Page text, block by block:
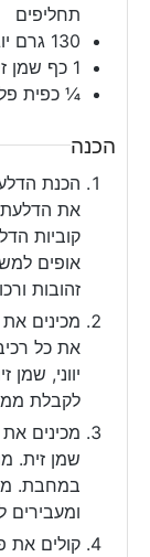
תחליפים
130 גרם
1 כף שמן
¼ כפית
הכנה
קוביות
זהובות
מכינים
את כל
יווני,
לקבלת
מכינים
שמן זית.
ומעבירים
קולים את